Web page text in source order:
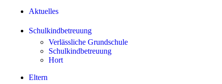
Aktuelles
Schulkindbetreuung
Verlässliche Grundschule
Schulkindbetreuung
Hort
Eltern